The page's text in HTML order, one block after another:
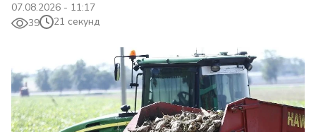
07.08.2026 - 11:17
39
21 секунд